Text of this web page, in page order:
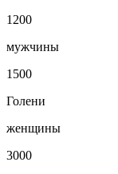
1200
мужчины
1500
Голени
женщины
3000